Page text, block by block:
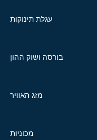
עגלת תינוקות
בורסה ושוק ההון
מזג האוויר
מכוניות